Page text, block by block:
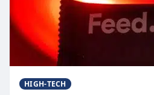
HIGH-TECH